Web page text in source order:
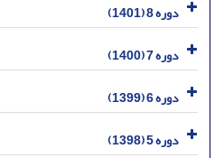
دوره 8 (1401)
دوره 7 (1400)
دوره 6 (1399)
دوره 5 (1398)